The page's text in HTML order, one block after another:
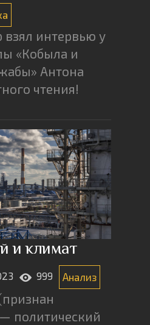
взял интервью у
«Кобыла и
Антона
чтения!
и климат
999 Анализ
политический